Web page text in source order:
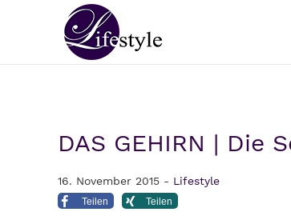
DAS GEHIRN | Die
16. November 2015 - Lifestyle
Teilen Teilen